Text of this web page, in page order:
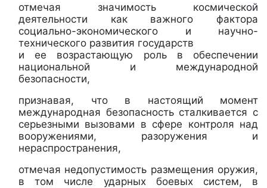
отмечая значимость космической
деятельности как важного фактора
социально-экономического и научно-
технического развития государств
и ее возрастающую роль в обеспечении
национальной и международной
безопасности,
признавая, что в настоящий момент
международная безопасность сталкивается с
серьезными вызовами в сфере контроля над
вооружениями, разоружения и
нераспространения,
отмечая недопустимость размещения оружия,
в том числе ударных боевых систем, в